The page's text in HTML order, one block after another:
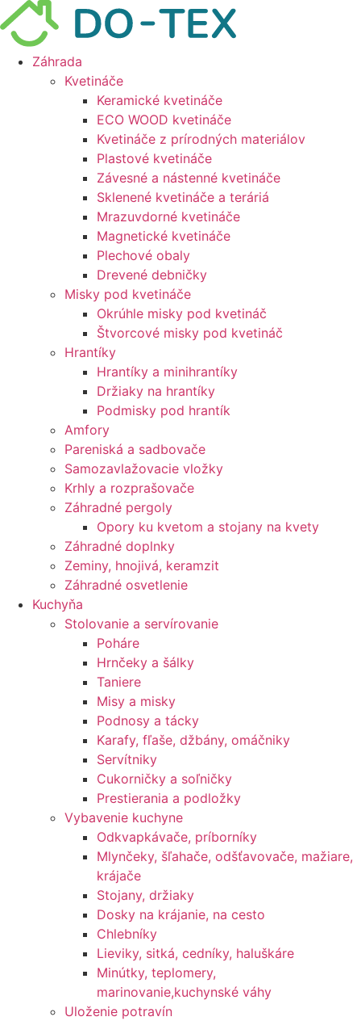
Preskočiť
na
obsah
Záhrada
Kvetináče
Keramické kvetináče
ECO WOOD kvetináče
Kvetináče z prírodných materiálov
Plastové kvetináče
Závesné a nástenné kvetináče
Sklenené kvetináče a teráriá
Mrazuvdorné kvetináče
Magnetické kvetináče
Plechové obaly
Drevené debničky
Misky pod kvetináče
Okrúhle misky pod kvetináč
Štvorcové misky pod kvetináč
Hrantíky
Hrantíky a minihrantíky
Držiaky na hrantíky
Podmisky pod hrantík
Amfory
Pareniská a sadbovače
Samozavlažovacie vložky
Krhly a rozprašovače
Záhradné pergoly
Opory ku kvetom a stojany na kvety
Záhradné doplnky
Zeminy, hnojivá, keramzit
Záhradné osvetlenie
Kuchyňa
Stolovanie a servírovanie
Poháre
Hrnčeky a šálky
Taniere
Misy a misky
Podnosy a tácky
Karafy, fľaše, džbány, omáčniky
Servítniky
Cukorničky a soľničky
Prestierania a podložky
Vybavenie kuchyne
Odkvapkávače, príborníky
Mlynčeky, šľahače, odšťavovače, mažiare,
krájače
Stojany, držiaky
Dosky na krájanie, na cesto
Chlebníky
Lieviky, sitká, cedníky, haluškáre
Minútky, teplomery,
marinovanie,kuchynské váhy
Uloženie potravín